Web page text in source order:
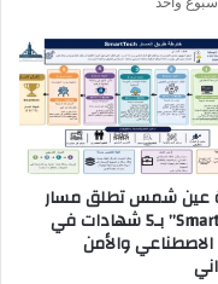
عين شمس تطلق مسار
“SmartTech” بـ5 شهادات في
الاصطناعي والأمن